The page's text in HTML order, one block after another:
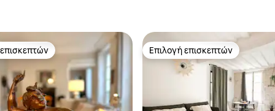
Επιλογή επισκεπτών
Επιλογή επισκεπτών